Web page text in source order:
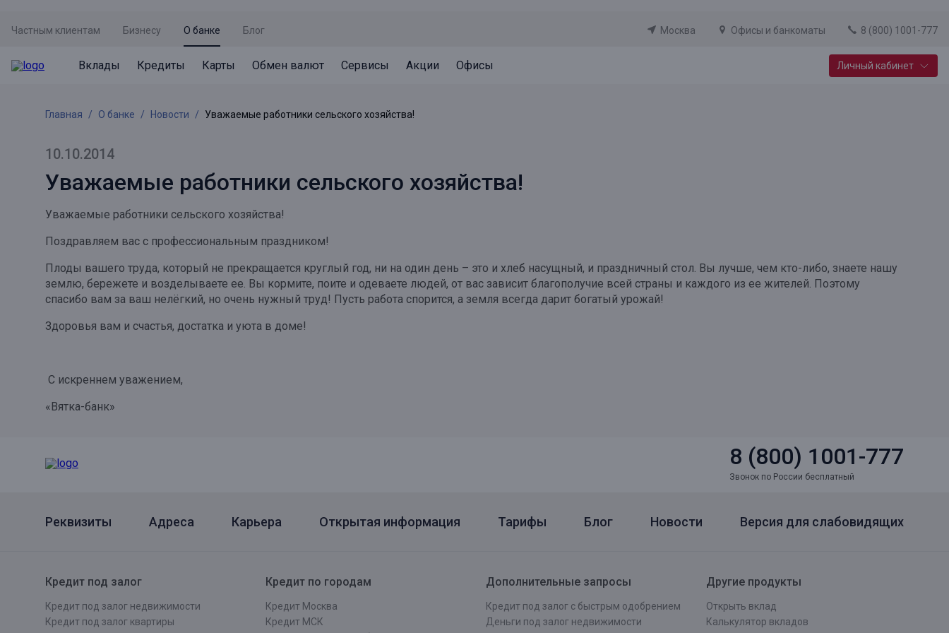
Частным клиентам Бизнесу О банке Блог Москва Офисы и банкоматы 8 (800) 1001-777
Вклады
Не упусти момент
Просто вклад
Накопительный
Новый старт
Онлайн
Система страхования вкладов
Архив вкладов
Кредиты
Кредит под залог недвижимости
Рефинансирование
Кредит на автомобиль
Все кредиты
Привилегии для клиентов
Реструктуризация
Карты
Дебетовая карта с пакетом услуг
Премиальная карта Mir Supreme
Пенсионная карта
Все карты
Документы
Кешбэк
Обмен валют
Курсы валют
Бронирование валюты
Курсы валют ЦБ
Сервисы
Оплата кредита
Оценка недвижимости
Подбор новой недвижимости
Госуслуги
Удаленная идентификация
Подтверждение согласия через Госуслуги
Акции
Акция «Приведи друга»
Акция «Ставка на бизнес»
Офисы Личный кабинет
Главная О банке Новости Уважаемые работники сельского хозяйства!
10.10.2014
Уважаемые работники сельского хозяйства!
Уважаемые работники сельского хозяйства!
Поздравляем вас с профессиональным праздником!
Плоды вашего труда, который не прекращается круглый год, ни на один день – это и хлеб насущный, и праздничный стол. Вы лучше, чем кто-либо, знаете нашу
землю, бережете и возделываете ее. Вы кормите, поите и одеваете людей, от вас зависит благополучие всей страны и каждого из ее жителей. Поэтому
спасибо вам за ваш нелёгкий, но очень нужный труд! Пусть работа спорится, а земля всегда дарит богатый урожай!
Здоровья вам и счастья, достатка и уюта в доме!
С искреннем уважением,
«Вятка-банк»
8 (800) 1001-777
Звонок по России бесплатный
Реквизиты Адреса Карьера Открытая информация Тарифы Блог Новости Версия для слабовидящих
Кредит под залог
Кредит под залог недвижимости
Кредит под залог квартиры
Кредит по городам
Кредит Москва
Кредит МСК
Дополнительные запросы
Кредит под залог с быстрым одобрением
Деньги под залог недвижимости
Другие продукты
Открыть вклад
Калькулятор вкладов